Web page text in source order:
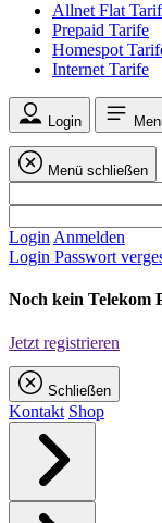
Allnet Flat
Prepaid Tarife
Homespot
Internet Tarife
Login
Menü schließen
Login Anmelden
Login Passwort
Noch kein Telekom
Jetzt registrieren
Schließen
Kontakt Shop